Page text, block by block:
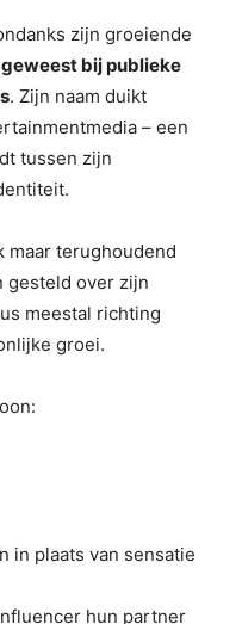
zijn groeiende
bij publieke
. Zijn naam duikt
– een
tussen zijn
terughoudend
gesteld over zijn
meestal richting
groei.
in plaats van sensatie
hun partner